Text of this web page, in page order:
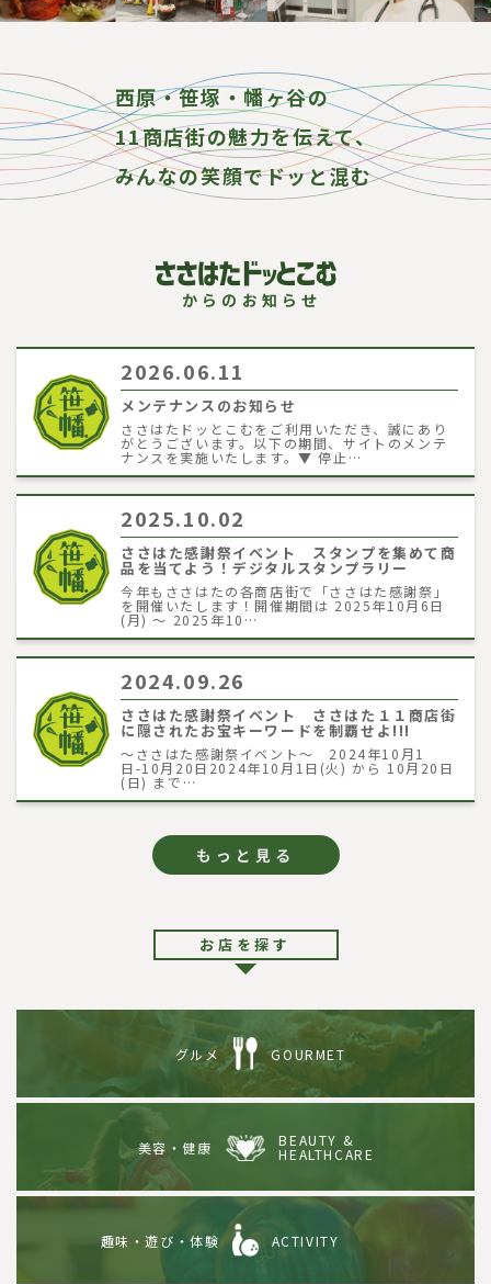
西原・笹塚・幡ヶ谷の
11商店街の魅力を伝えて、
みんなの笑顔でドッと混む
2026.06.11
メンテナンスのお知らせ
ささはたドッとこむをご利用いただき、誠にあり
がとうございます。以下の期間、サイトのメンテ
ナンスを実施いたします。▼ 停止…
2025.10.02
ささはた感謝祭イベント スタンプを集めて商
品を当てよう！デジタルスタンプラリー
今年もささはたの各商店街で「ささはた感謝祭」
を開催いたします！開催期間は 2025年10月6日
(月) ～ 2025年10…
2024.09.26
ささはた感謝祭イベント ささはた１１商店街
に隠されたお宝キーワードを制覇せよ!!!
～ささはた感謝祭イベント～ 2024年10月1
日-10月20日2024年10月1日(火) から 10月20日
(日) まで…
もっと見る
お店を探す
グルメ GOURMET
美容・健康 BEAUTY &
HEALTHCARE
趣味・遊び・体験 ACTIVITY